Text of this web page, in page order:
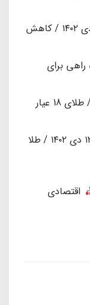
قیمت طلا، سکه و دلار امروز شنبه ۱۶ دی ۱۴۰۲ / کاهش
برای
قیمت طلا، سکه و ارز امروز ۱۳ دی‌ماه / طلای 18 عیار
قیمت طلا، سکه و دلار امروز سه‌شنبه ۱۲ دی ۱۴۰۲ / طلا
اقتصادی